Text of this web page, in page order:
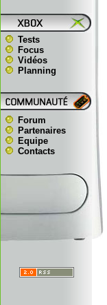
Tests
Focus
Vidéos
Planning
Forum
Partenaires
Equipe
Contacts